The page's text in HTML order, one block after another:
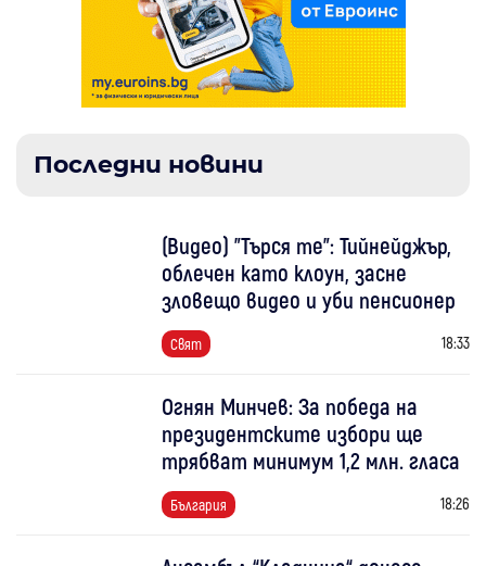
Последни новини
(Видео) "Търся те": Тийнейджър,
облечен като клоун, засне
зловещо видео и уби пенсионер
Свят 18:33
Огнян Минчев: За победа на
президентските избори ще
трябват минимум 1,2 млн. гласа
България 18:26